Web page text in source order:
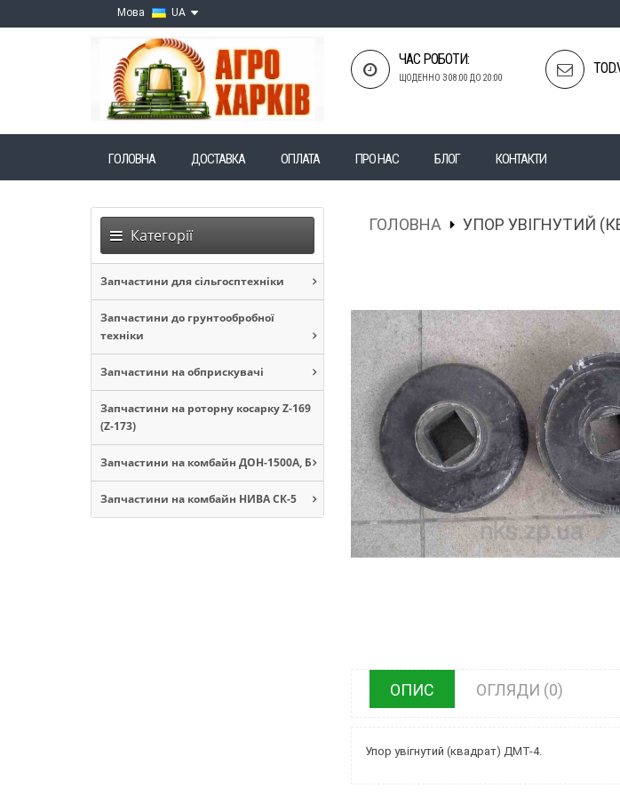
Мова UA
ЧАС РОБОТИ:
ЩОДЕННО З 08:00 ДО 20:00
ГОЛОВНА ДОСТАВКА ОПЛАТА ПРО НАС БЛОГ КОНТАКТИ
Категорії
Запчастини для сільгосптехніки
Запчастини до грунтообробної
техніки
Запчастини на обприскувачі
Запчастини на роторну косарку Z-169
(Z-173)
Запчастини на комбайн ДОН-1500А, Б
Запчастини на комбайн НИВА СК-5
ГОЛОВНА УПОР УВІГНУТИЙ
ОПИС ОГЛЯДИ (0)
Упор увігнутий (квадрат) ДМТ-4.